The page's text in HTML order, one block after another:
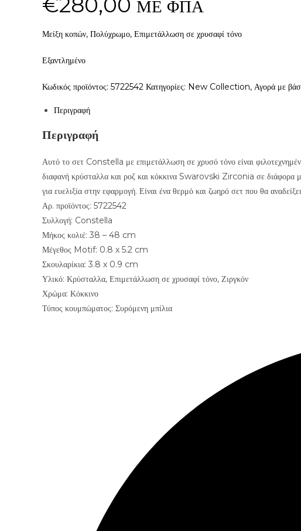
ΜΕ ΦΠΑ
Μείξη κοπών, Πολύχρωμο, Επιμετάλλωση σε χρυσαφί τόνο
Εξαντλημένο
Κωδικός προϊόντος: 5722542 Κατηγορίες: New Collection, Αγορά με
Περιγραφή
Περιγραφή
Αυτό το σετ Constella με επιμετάλλωση σε χρυσό τόνο είναι
διαφανή κρύσταλλα και ροζ και κόκκινα Swarovski Zirconia σε διάφορα
για ευελιξία στην εφαρμογή. Είναι ένα θερμό και ζωηρό σετ που θα
Αρ. προϊόντος: 5722542
Συλλογή: Constella
Μήκος κολιέ: 38 – 48 cm
Μέγεθος Motif: 0.8 x 5.2 cm
Σκουλαρίκια: 3.8 x 0.9 cm
Υλικό: Κρύσταλλα, Επιμετάλλωση σε χρυσαφί τόνο, Ζιργκόν
Χρώμα: Κόκκινο
Τύπος κουμπώματος: Συρόμενη μπίλια